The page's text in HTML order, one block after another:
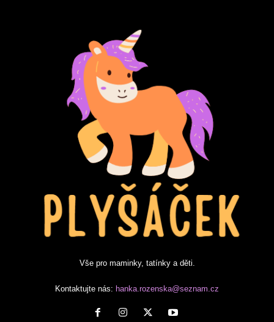
Vše pro maminky, tatínky a děti.
Kontaktujte nás: hanka.rozenska@seznam.cz